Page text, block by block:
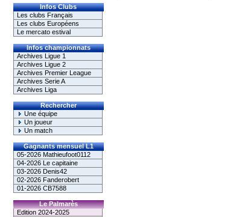
Infos Clubs
Les clubs Français
Les clubs Européens
Le mercato estival
Infos championnats
Archives Ligue 1
Archives Ligue 2
Archives Premier League
Archives Serie A
Archives Liga
Rechercher
Une équipe
Un joueur
Un match
Gagnants mensuel L1
05-2026 Mathieufoot0112
04-2026 Le capitaine
03-2026 Denis42
02-2026 Fanderobert
01-2026 CB7588
Le Palmarès
Edition 2024-2025